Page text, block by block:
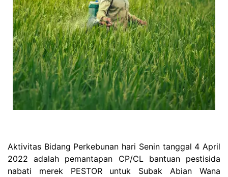
Aktivitas Bidang Perkebunan hari Senin tanggal 4 April
2022 adalah pemantapan CP/CL bantuan pestisida
nabati merek PESTOR untuk Subak Abian Wana